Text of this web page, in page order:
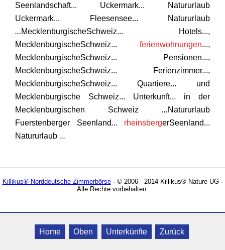
Seenlandschaft... Uckermark... Natururlaub
Uckermark... Fleesensee... Natururlaub
...MecklenburgischeSchweiz... Hotels...,
MecklenburgischeSchweiz... ferienwohnungen...,
MecklenburgischeSchweiz... Pensionen...,
MecklenburgischeSchweiz... Ferienzimmer...,
MecklenburgischeSchweiz... Quartiere... und
Mecklenburgische Schweiz... Unterkunft... in der
Mecklenburgischen Schweiz ...Natururlaub
Fuerstenberger Seenland... rheinsbergerSeenland...
Natururlaub...
Killikus® Norddeutsche Zimmerbörse· © 2006 - 2014 Killikus® Nature UG ·
Alle Rechte vorbehalten.
Home Oben Unterkünfte Zurück